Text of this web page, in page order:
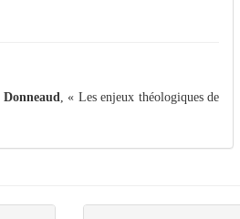
Donneaud, « Les enjeux théologiques de